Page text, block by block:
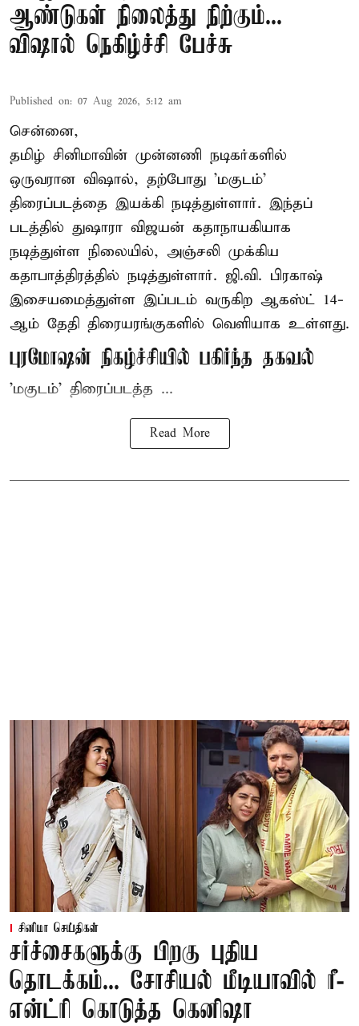
ஆண்டுகள் நிலைத்து நிற்கும்...
விஷால் நெகிழ்ச்சி பேச்சு
Published on: 07 Aug 2026, 5:12 am
சென்னை,
தமிழ் சினிமாவின் முன்னணி நடிகர்களில்
ஒருவரான விஷால், தற்போது 'மகுடம்'
திரைப்படத்தை இயக்கி நடித்துள்ளார். இந்தப்
படத்தில் துஷாரா விஜயன் கதாநாயகியாக
நடித்துள்ள நிலையில், அஞ்சலி முக்கிய
கதாபாத்திரத்தில் நடித்துள்ளார். ஜி.வி. பிரகாஷ்
இசையமைத்துள்ள இப்படம் வருகிற ஆகஸ்ட் 14-
ஆம் தேதி திரையரங்குகளில் வெளியாக உள்ளது.
புரமோஷன் நிகழ்ச்சியில் பகிர்ந்த தகவல்
'மகுடம்' திரைப்படத்த ...
Read More
சினிமா செய்திகள்
சர்ச்சைகளுக்கு பிறகு புதிய
தொடக்கம்... சோசியல் மீடியாவில் ரீ-
என்ட்ரி கொடுத்த கெனிஷா